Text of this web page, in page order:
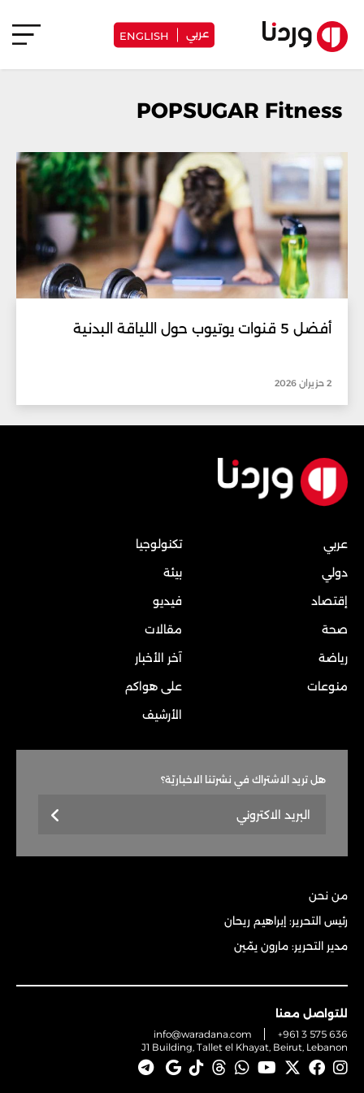
عربي ENGLISH
أفضل 5 قنوات يوتيوب حول اللياقة البدنية
2 حزيران 2026
عربي
دولي
إقتصاد
صحة
رياضة
منوعات
تكنولوجيا
بيئة
فيديو
مقالات
آخر الأخبار
على هواكم
الأرشيف
هل تريد الاشتراك في نشرتنا الاخباريّة؟
من نحن
رئيس التحرير: إبراهيم ريحان
مدير التحرير: مارون يمّين
للتواصل معنا
info@waradana.com
+961 3 575 636
J1 Building, Tallet el Khayat, Beirut, Lebanon